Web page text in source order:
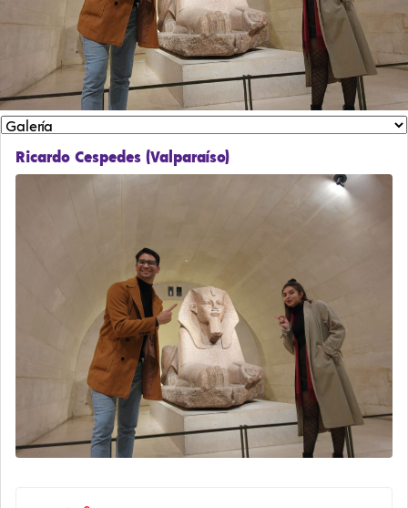
Ricardo Cespedes (Valparaíso)